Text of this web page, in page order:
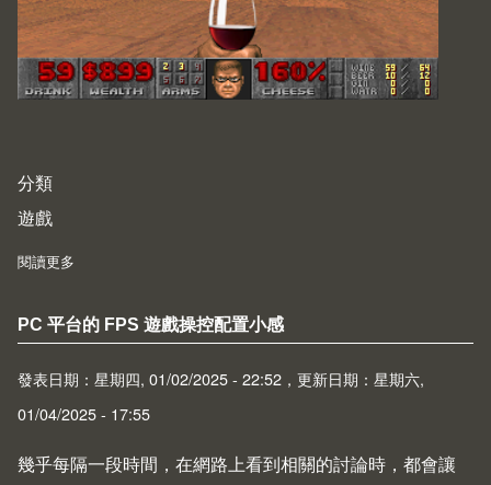
分類
遊戲
閱讀更多
PC 平台的 FPS 遊戲操控配置小感
發表日期：星期四, 01/02/2025 - 22:52，更新日期：星期六,
01/04/2025 - 17:55
幾乎每隔一段時間，在網路上看到相關的討論時，都會讓